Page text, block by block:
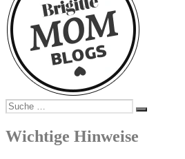
Suche
nach:
Suchen
Wichtige Hinweise